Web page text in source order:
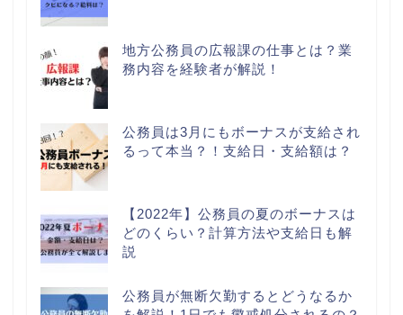
地方公務員の広報課の仕事とは？業
務内容を経験者が解説！
公務員は3月にもボーナスが支給され
るって本当？！支給日・支給額は？
【2022年】公務員の夏のボーナスは
どのくらい？計算方法や支給日も解
説
公務員が無断欠勤するとどうなるか